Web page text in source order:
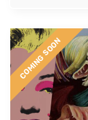
COMING SOON